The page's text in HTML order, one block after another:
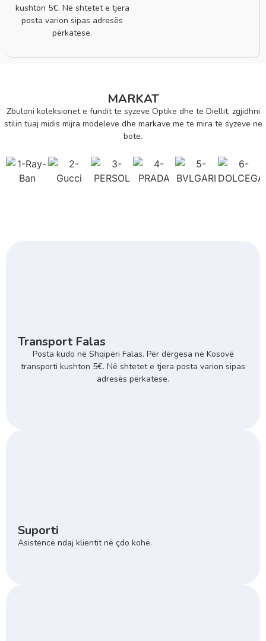
kushton 5€. Në shtetet e tjera
posta varion sipas adresës
përkatëse.
MARKAT
Zbuloni koleksionet e fundit te syzeve Optike dhe te Diellit, zgjidhni
stilin tuaj midis mijra modeleve dhe markave me te mira te syzeve ne
bote.
Transport Falas
Posta kudo në Shqipëri Falas. Për dërgesa në Kosovë
transporti kushton 5€. Në shtetet e tjera posta varion sipas
adresës përkatëse.
Suporti
Asistencë ndaj klientit në çdo kohë.